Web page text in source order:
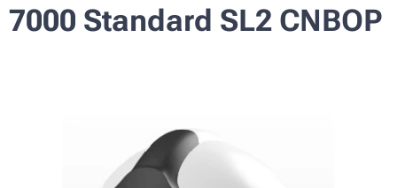
7000 Standard SL2 CNBOP